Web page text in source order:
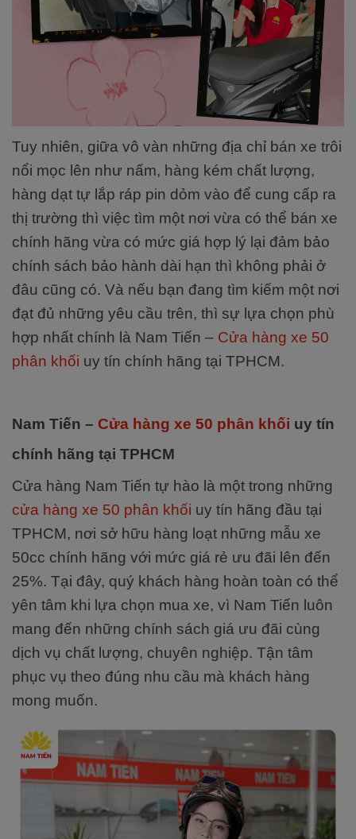
Tuy nhiên, giữa vô vàn những địa chỉ bán xe trôi
nổi mọc lên như nấm, hàng kém chất lượng,
hàng dạt tự lắp ráp pin dỏm vào để cung cấp ra
thị trường thì việc tìm một nơi vừa có thể bán xe
chính hãng vừa có mức giá hợp lý lại đảm bảo
chính sách bảo hành dài hạn thì không phải ở
đâu cũng có. Và nếu bạn đang tìm kiếm một nơi
đạt đủ những yêu cầu trên, thì sự lựa chọn phù
hợp nhất chính là Nam Tiến – Cửa hàng xe 50
phân khối uy tín chính hãng tại TPHCM.
Nam Tiến – Cửa hàng xe 50 phân khối uy tín
chính hãng tại TPHCM
Cửa hàng Nam Tiến tự hào là một trong những
cửa hàng xe 50 phân khối uy tín hãng đầu tại
TPHCM, nơi sở hữu hàng loạt những mẫu xe
50cc chính hãng với mức giá rẻ ưu đãi lên đến
25%. Tại đây, quý khách hàng hoàn toàn có thể
yên tâm khi lựa chọn mua xe, vì Nam Tiến luôn
mang đến những chính sách giá ưu đãi cùng
dịch vụ chất lượng, chuyên nghiệp. Tận tâm
phục vụ theo đúng nhu cầu mà khách hàng
mong muốn.